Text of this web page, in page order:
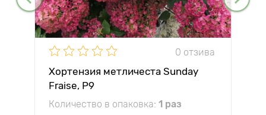
0 отзива
Хортензия метличеста Sunday
Fraise, P9
Количество в опаковка: 1 раз